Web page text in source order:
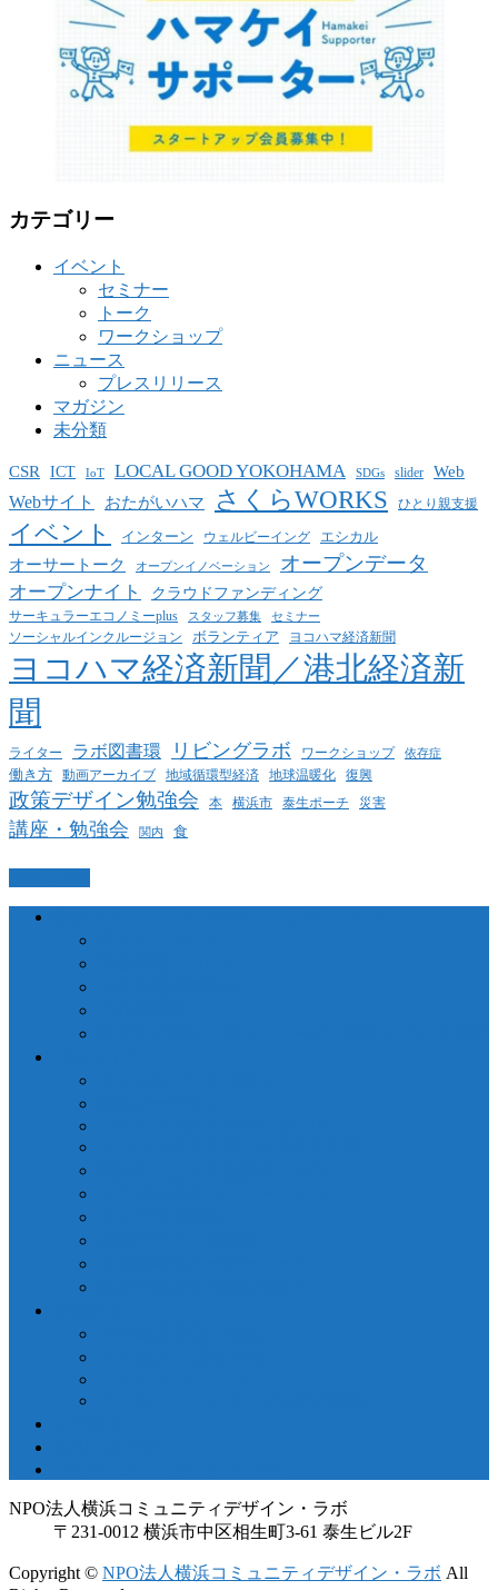
カテゴリー
イベント
セミナー
トーク
ワークショップ
ニュース
プレスリリース
マガジン
未分類
CSR ICT IoT LOCAL GOOD YOKOHAMA SDGs slider Web
Webサイト おたがいハマ さくらWORKS ひとり親支援
イベント インターン ウェルビーイング エシカル
オーサートーク オープンイノベーション オープンデータ
オープンナイト クラウドファンディング
サーキュラーエコノミーplus スタッフ募集 セミナー
ソーシャルインクルージョン ボランティア ヨコハマ経済新聞
ヨコハマ経済新聞／港北経済新
聞
ライター ラボ図書環 リビングラボ ワークショップ 依存症
働き方 動画アーカイブ 地域循環型経済 地球温暖化 復興
政策デザイン勉強会 本 横浜市 泰生ポーチ 災害
講座・勉強会 関内 食
NPO法人横浜コミュニティデザイン・ラボ
〒231-0012 横浜市中区相生町3-61 泰生ビル2F
Copyright © NPO法人横浜コミュニティデザイン・ラボ All